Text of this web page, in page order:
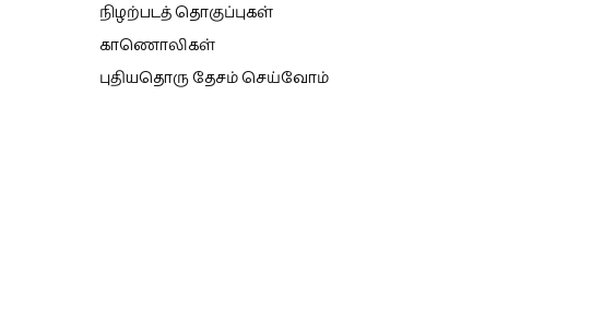
நிழற்படத் தொகுப்புகள்
காணொலிகள்
புதியதொரு தேசம் செய்வோம்